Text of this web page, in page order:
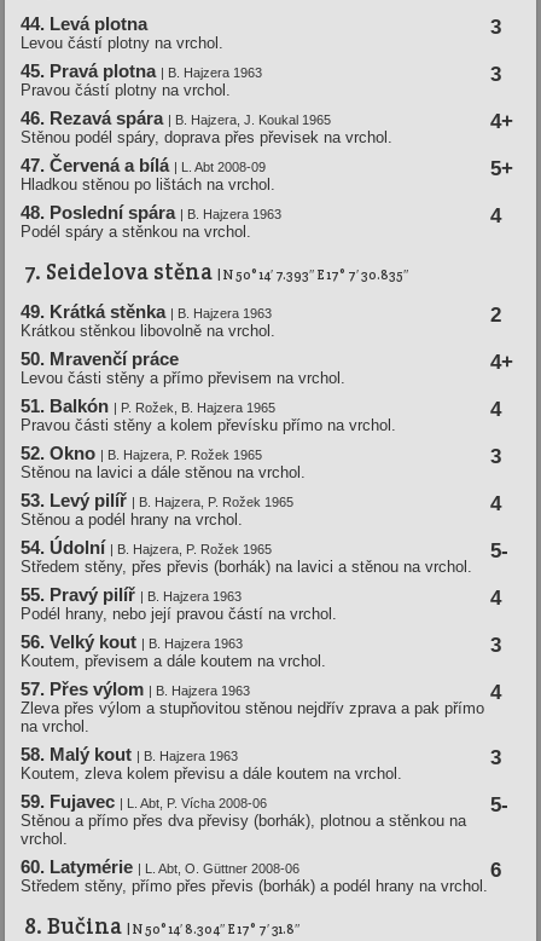
44. Levá plotna 3
Levou částí plotny na vrchol.
45. Pravá plotna | B. Hajzera 1963 3
Pravou částí plotny na vrchol.
46. Rezavá spára | B. Hajzera, J. Koukal 1965 4+
Stěnou podél spáry, doprava přes převisek na vrchol.
47. Červená a bí­lá | L. Abt 2008-09 5+
Hladkou stěnou po lištách na vrchol.
48. Poslední­ spára | B. Hajzera 1963 4
Podél spáry a stěnkou na vrchol.
7. Seidelova stěna | N 50° 14′ 7.393″ E 17° 7′ 30.835″
49. Krátká stěnka | B. Hajzera 1963 2
Krátkou stěnkou libovolně na vrchol.
50. Mravenčí­ práce 4+
Levou části stěny a přímo převisem na vrchol.
51. Balkón | P. Rožek, B. Hajzera 1965 4
Pravou části stěny a kolem převísku přímo na vrchol.
52. Okno | B. Hajzera, P. Rožek 1965 3
Stěnou na lavici a dále stěnou na vrchol.
53. Levý pilí­ř | B. Hajzera, P. Rožek 1965 4
Stěnou a podél hrany na vrchol.
54. Údolní­ | B. Hajzera, P. Rožek 1965 5-
Středem stěny, přes převis (borhák) na lavici a stěnou na vrchol.
55. Pravý pilí­ř | B. Hajzera 1963 4
Podél hrany, nebo její pravou částí na vrchol.
56. Velký kout | B. Hajzera 1963 3
Koutem, převisem a dále koutem na vrchol.
57. Přes výlom | B. Hajzera 1963 4
Zleva přes výlom a stupňovitou stěnou nejdřív zprava a pak přímo
na vrchol.
58. Malý kout | B. Hajzera 1963 3
Koutem, zleva kolem převisu a dále koutem na vrchol.
59. Fujavec | L. Abt, P. Ví­cha 2008-06 5-
Stěnou a přímo přes dva převisy (borhák), plotnou a stěnkou na
vrchol.
60. Latymérie | L. Abt, O. Güttner 2008-06 6
Středem stěny, přímo přes převis (borhák) a podél hrany na vrchol.
8. Bučina | N 50° 14′ 8.304″ E 17° 7′ 31.8″